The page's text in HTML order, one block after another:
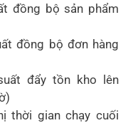
đồng bộ sản phẩm
đồng bộ đơn hàng
đẩy tồn kho lên
thời gian chạy cuối